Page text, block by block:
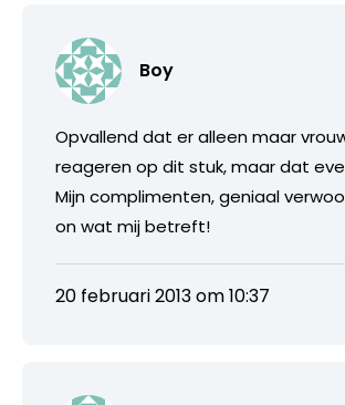
Boy
Opvallend dat er alleen maar
reageren op dit stuk, maar dat
Mijn complimenten, geniaal
on wat mij betreft!
20 februari 2013 om 10:37